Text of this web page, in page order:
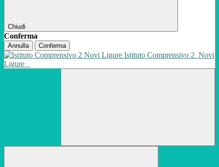
Chiudi
Conferma
Annulla Conferma
Istituto Comprensivo 2 Novi
Ligure